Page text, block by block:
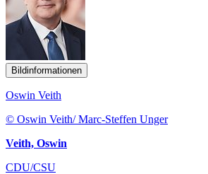
Bildinformationen
Oswin Veith
© Oswin Veith/ Marc-Steffen Unger
Veith, Oswin
CDU/CSU